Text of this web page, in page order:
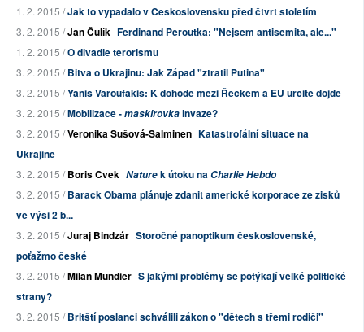
1. 2. 2015 /Jak to vypadalo v Československu před čtvrt stoletím
3. 2. 2015 /Jan Čulík Ferdinand Peroutka: "Nejsem antisemita, ale..."
1. 2. 2015 /O divadle terorismu
3. 2. 2015 /Bitva o Ukrajinu: Jak Západ "ztratil Putina"
3. 2. 2015 /Yanis Varoufakis: K dohodě mezi Řeckem a EU určitě dojde
3. 2. 2015 /Mobilizace -maskirovkainvaze?
3. 2. 2015 /Veronika Sušová-Salminen Katastrofální situace na
Ukrajině
3. 2. 2015 /Boris Cvek Naturek útoku naCharlie Hebdo
3. 2. 2015 /Barack Obama plánuje zdanit americké korporace ze zisků
ve výši 2 b...
3. 2. 2015 /Juraj Bindzár Storočné panoptikum československé,
poťažmo české
3. 2. 2015 /Milan Mundier S jakými problémy se potýkají velké politické
strany?
3. 2. 2015 /Britští poslanci schválili zákon o "dětech s třemi rodiči"